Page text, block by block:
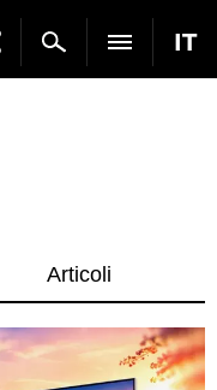
IT
Articoli